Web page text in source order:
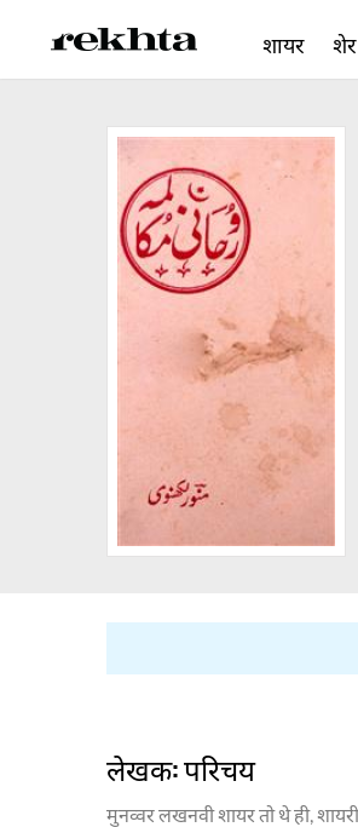
लेखक: परिचय
मुनव्वर लखनवी शायर तो थे ही,
शायर शेर